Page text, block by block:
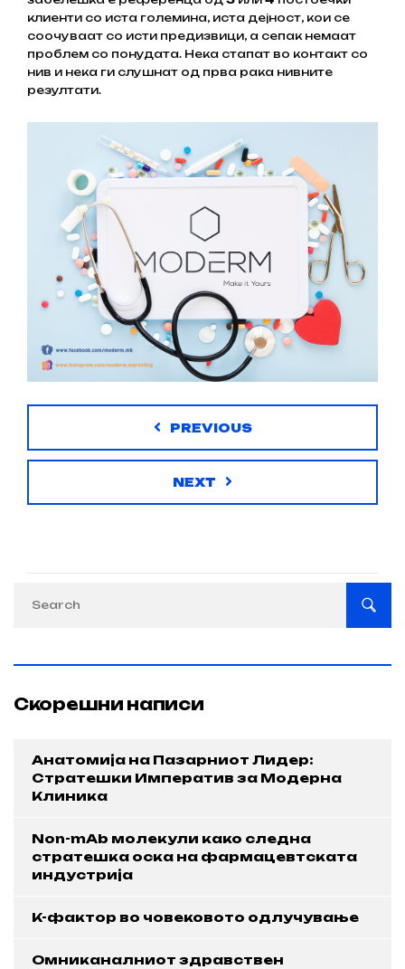
клиенти со иста големина, иста дејност, кои се
соочуваат со исти предизвици, а сепак немаат
проблем со понудата. Нека стапат во контакт со
нив и нека ги слушнат од прва рака нивните
резултати.
PREVIOUS
NEXT
Скорешни написи
Анатомија на Пазарниот Лидер:
Стратешки Императив за Модерна
Клиника
Non-mAb молекули како следна
стратешка оска на фармацевтската
индустрија
K-фактор во човековото одлучување
Омниканалниот здравствен